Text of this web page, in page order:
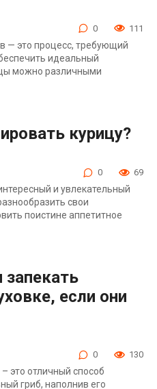
0 111
— это процесс, требующий
идеальный
можно различными
курицу?
0 69
и увлекательный
свои
поистине аппетитное
если они
0 130
это отличный способ
гриб, наполнив его